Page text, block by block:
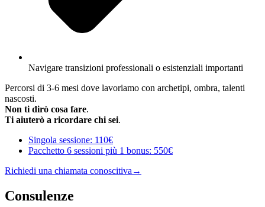
Navigare transizioni professionali o esistenziali importanti
Percorsi di 3-6 mesi dove lavoriamo con archetipi, ombra, talenti
nascosti.
Non ti dirò cosa fare.
Ti aiuterò a ricordare chi sei.
Singola sessione: 110€
Pacchetto 6 sessioni più 1 bonus: 550€
Richiedi una chiamata conoscitiva→
Consulenze